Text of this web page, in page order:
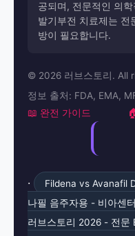
공되며, 전문적인 의
발기부전 치료제는 전
방이 필요합니다.
© 2026 러브스토리. All
정보 출처: FDA, EMA,
📖 완전 가이드
· Fildena vs Avanafil
나필 음주자용 - 비아센터
러브스토리 2026 - 전문